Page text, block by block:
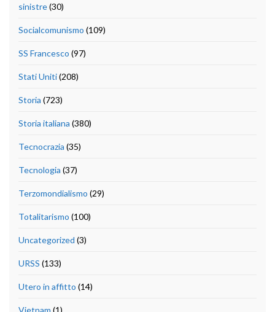
sinistre(30)
Socialcomunismo (109)
SS Francesco (97)
Stati Uniti(208)
Storia (723)
Storia italiana (380)
Tecnocrazia (35)
Tecnologia (37)
Terzomondialismo (29)
Totalitarismo (100)
Uncategorized (3)
URSS (133)
Utero in affitto (14)
Vietnam (1)